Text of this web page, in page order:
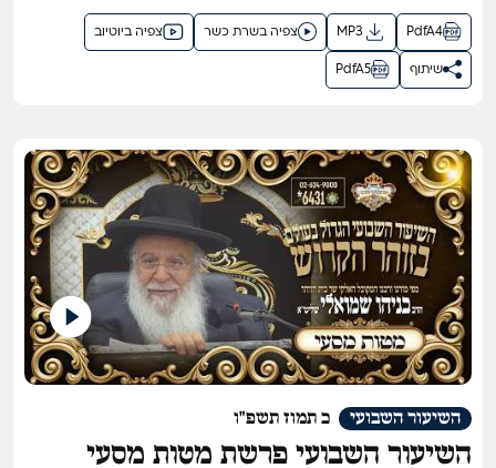
צפיה ביוטיוב צפיה בשרת כשר MP3 PdfA4
PdfA5 שיתוף
כ תמוז תשפ"ו השיעור השבועי
השיעור השבועי פרשת מטות מסעי